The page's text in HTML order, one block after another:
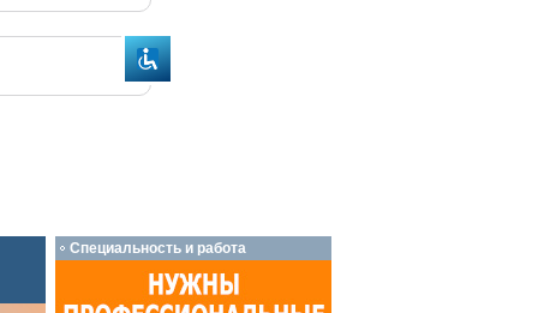
Специальность и работа